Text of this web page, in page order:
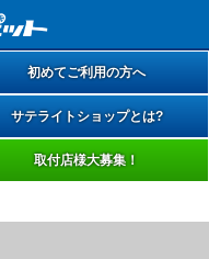
初めてご利用の方へ
サテライトショップとは?
取付店様大募集！